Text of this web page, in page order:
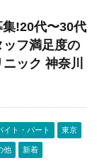
!20代〜30代
フ満足度の
ック 神奈川
イト・パート 東京
他 新着